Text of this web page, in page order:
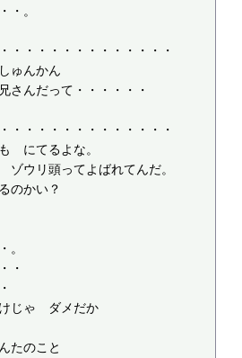
・。
・・・・・・・・・・・・・
ゅんかん
さんだって・・・・・・
・・・・・・・・・・・・・
　にてるよな。
ゾウリ頭ってよばれてんだ。
のかい？
。
・
じゃ　ダメだか
たのこと